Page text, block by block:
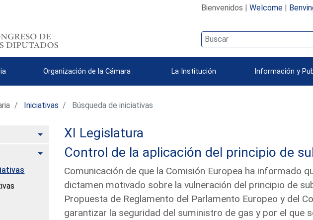
Bienvenidos | Welcome|
Organización de la Cámara La Institución Información y
Iniciativas Búsqueda de iniciativas
Alternar
Alternar
XI Legislatura
Control de la aplicación del principio de
Comunicación de que la Comisión Europea ha informado
dictamen motivado sobre la vulneración del principio de
Propuesta de Reglamento del Parlamento Europeo y del
garantizar la seguridad del suministro de gas y por el que